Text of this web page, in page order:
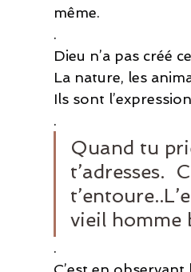
même.
.
Dieu n’a pas créé
La nature, les
Ils sont
.
Quand tu
t’adresses.
vieil homme
.